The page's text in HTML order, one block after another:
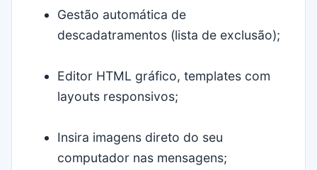
Gestão automática de
descadatramentos (lista de exclusão);
Editor HTML gráfico, templates com
layouts responsivos;
Insira imagens direto do seu
computador nas mensagens;